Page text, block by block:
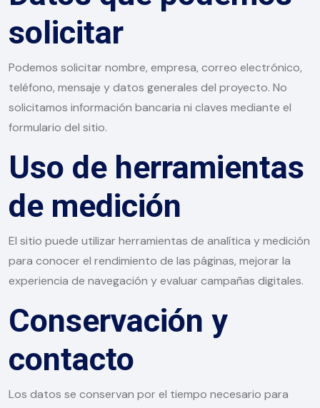
solicitar
Podemos solicitar nombre, empresa, correo electrónico,
teléfono, mensaje y datos generales del proyecto. No
solicitamos información bancaria ni claves mediante el
formulario del sitio.
Uso de herramientas
de medición
El sitio puede utilizar herramientas de analítica y medición
para conocer el rendimiento de las páginas, mejorar la
experiencia de navegación y evaluar campañas digitales.
Conservación y
contacto
Los datos se conservan por el tiempo necesario para